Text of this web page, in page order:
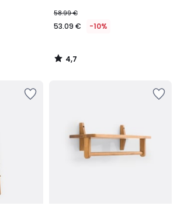
58.99 €
53.09 € -10%
4,7
/